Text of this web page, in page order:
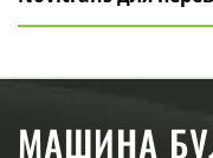
МАШИНА